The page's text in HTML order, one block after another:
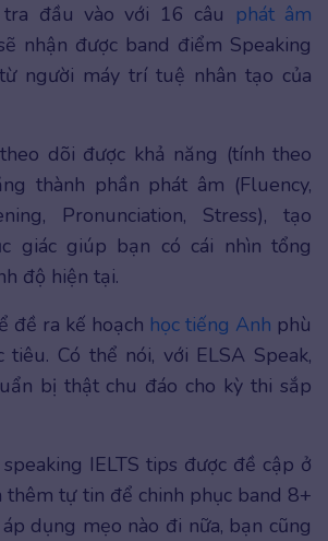
đầu vào với 16 câu phát âm
nhận được band điểm Speaking
người máy trí tuệ nhân tạo của
dõi được khả năng (tính theo
thành phần phát âm (Fluency,
Pronunciation, Stress), tạo
giác giúp bạn có cái nhìn tổng
độ hiện tại.
đề ra kế hoạch học tiếng Anh phù
Có thể nói, với ELSA Speak,
bị thật chu đáo cho kỳ thi sắp
IELTS tips được đề cập ở
tự tin để chinh phục band 8+
dụng mẹo nào đi nữa, bạn cũng